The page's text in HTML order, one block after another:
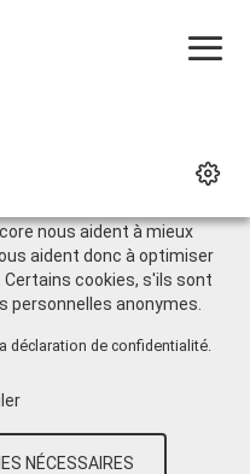
›
DE
COOKIES
sur notre site web :
fonctionnement du site,
nous aident à mieux
aident donc à optimiser
cookies, s'ils sont
anonymes.
la déclaration de confidentialité.
NÉCESSAIRES